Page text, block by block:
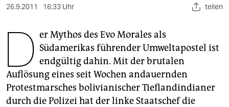
wahrheit
verlag
verlag
veranstaltungen
26.9.2011 16:33 Uhr teilen
D er Mythos des Evo Morales als
Südamerikas führender Umweltapostel ist
endgültig dahin. Mit der brutalen
Auflösung eines seit Wochen andauernden
Protestmarsches bolivianischer Tieflandindianer
durch die Polizei hat der linke Staatschef die